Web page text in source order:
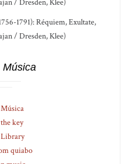
/ Dresden, Klee)
1791): Réquiem, Exultate,
/ Dresden, Klee)
Música
key
Library
quiabo